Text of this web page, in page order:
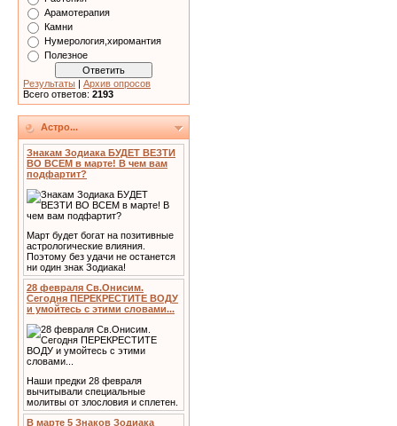
Арамотерапия
Камни
Нумерология,хиромантия
Полезное
Результаты | Архив опросов
Всего ответов: 2193
Астро...
Знакам Зодиака БУДЕТ ВЕЗТИ
ВО ВСЕМ в марте! В чем вам
подфартит?
Март будет богат на позитивные
астрологические влияния.
Поэтому без удачи не останется
ни один знак Зодиака!
28 февраля Св.Онисим.
Сегодня ПЕРЕКРЕСТИТЕ ВОДУ
и умойтесь с этими словами...
Наши предки 28 февраля
вычитывали специальные
молитвы от злословия и сплетен.
В марте 5 Знаков Зодиака